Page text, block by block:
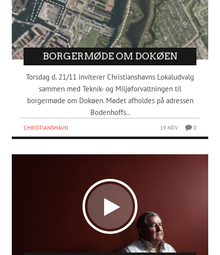
BORGERMØDE OM DOKØEN
Torsdag d. 21/11 inviterer Christianshavns Lokaludvalg
sammen med Teknik- og Miljøforvaltningen til
borgermøde om Dokøen. Mødet afholdes på adressen
Bodenhoffs..
CHRISTIANSHAVN 19 NOV 0